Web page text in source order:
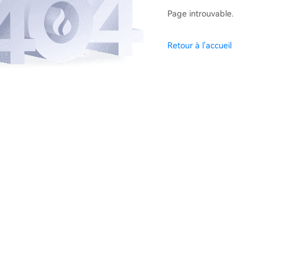
Page introuvable.
Retour à l'accueil